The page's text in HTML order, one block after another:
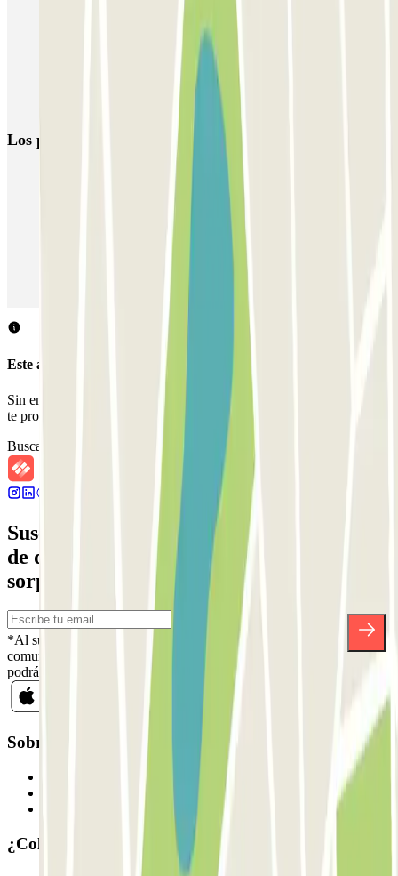
Parking Aeropuerto Málaga low cost | Compara precios
Parking RENFE Málaga-Estación de tren (AVE)
Parking Puerto Málaga | Aparcamiento cercano | Parclick
Parking Semana Santa (Málaga) | Parclick
Los parkings más reservados
Parking en Barcelona
Parking en Aeropuerto Barcelona
Parking en Sants - Estación de Barcelona
Este aparcamiento no acepta reservas a través de Parclick.
Sin embargo, puedes reservar en uno de los parkings cercanos que
te proponemos.
Buscar parkings cercanos
Suscríbete a nuestra newsletter y entérate
de descuentos, sorteos y otras muchas
sorpresas.
*Al suscribirte aceptas nuestra Política de Privacidad para recibir
comunicaciones comerciales de Parclick. Sin ningún compromiso,
podrás darte de baja cuando quieras en la misma newsletter.
Sobre Parclick
¿Colaboramos?